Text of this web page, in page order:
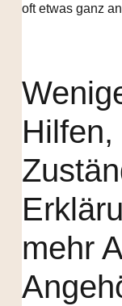
oft etwas ganz
mehr